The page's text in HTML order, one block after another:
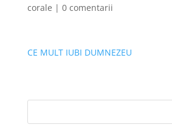
corale | 0 comentarii
CE MULT IUBI DUMNEZEU